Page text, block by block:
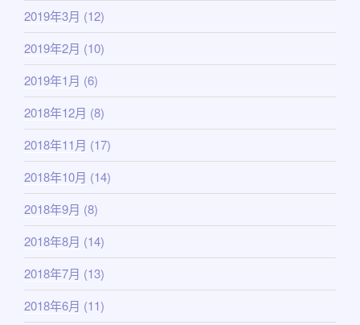
2019年3月 (12)
2019年2月 (10)
2019年1月 (6)
2018年12月 (8)
2018年11月 (17)
2018年10月 (14)
2018年9月 (8)
2018年8月 (14)
2018年7月 (13)
2018年6月 (11)